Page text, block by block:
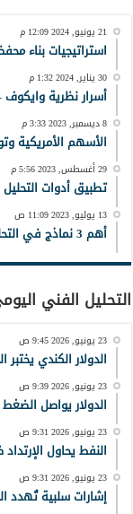
21 يونيو, 2024 12:09 م
استراتيجيات بناء
30 يناير, 2024 1:32 م
أسرار نظرية وايكوف
8 ديسمبر, 2023 3:33 م
الأسهم الأمريكية وتوقعات 2024 –
29 أغسطس, 2023 5:56 م
تطبيق أدوات
13 يوليو, 2023 11:09 ص
أهم 3 نماذج في التحليل الفني
التحليل الفني
23 يونيو, 2026 9:45 ص
الدولار الكندي يختبر الدعم
23 يونيو, 2026 9:39 ص
الدولار يواصل الضغط على
23 يونيو, 2026 9:31 ص
النفط يحاول الإرتداد
23 يونيو, 2026 9:31 ص
إشارات سلبية تُهدد